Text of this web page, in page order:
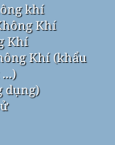
khí
Khí
Khí
Khí (khẩu
dụng)